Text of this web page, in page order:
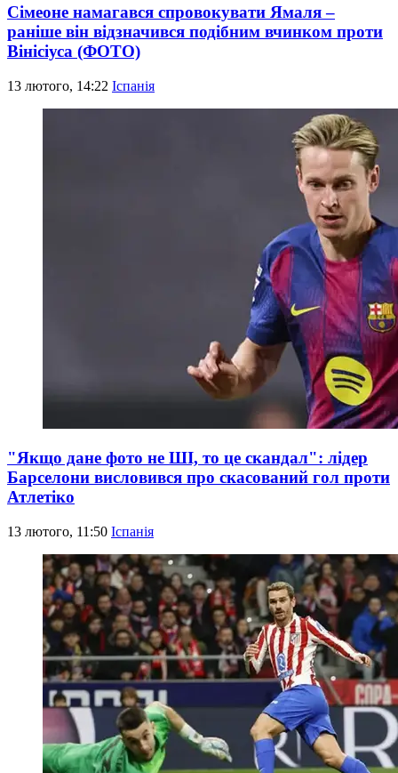
Сімеоне намагався спровокувати Ямаля –
раніше він відзначився подібним вчинком проти
Вінісіуса (ФОТО)
13 лютого, 14:22 Іспанія
"Якщо дане фото не ШІ, то це скандал": лідер
Барселони висловився про скасований гол проти
Атлетіко
13 лютого, 11:50 Іспанія